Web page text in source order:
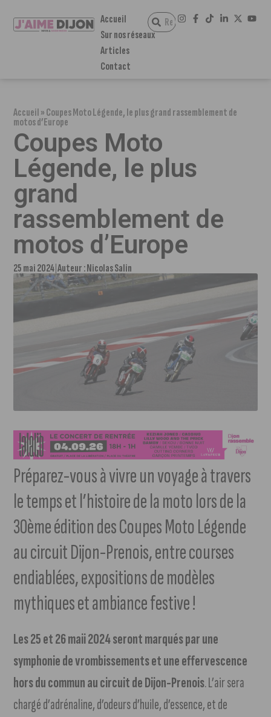
Accueil
Sur nos réseaux
Articles
Contact
Accueil»Coupes Moto Légende, le plus grand rassemblement de
motos d’Europe
Coupes Moto
Légende, le plus
grand
rassemblement de
motos d’Europe
25 mai 2024 Auteur :Nicolas Salin
Préparez-vous à vivre un voyage à travers
le temps et l’histoire de la moto lors de la
30ème édition des Coupes Moto Légende
au circuit Dijon-Prenois, entre courses
endiablées, expositions de modèles
mythiques et ambiance festive !
Les 25 et 26 maii 2024 seront marqués par une
symphonie de vrombissements et une effervescence
hors du commun au circuit de Dijon-Prenois. L’air sera
chargé d’adrénaline, d’odeurs d’huile, d’essence, et de